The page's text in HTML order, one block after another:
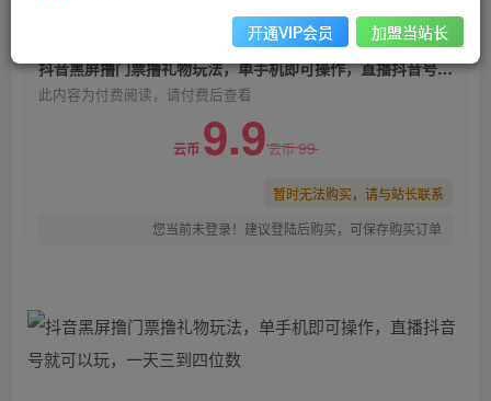
抖音黑屏撸门票撸礼物玩法，单手机即可操作，直播抖音号就可以玩，一天三到四位数
此内容为付费阅读，请付费后查看
云币 9.9云币99
暂时无法购买，请与站长联系
您当前未登录！建议登陆后购买，可保存购买订单
开通VIP会员 加盟当站长